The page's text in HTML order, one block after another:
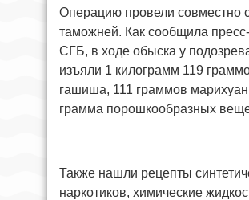
Операцию провели совместно
таможней. Как сообщила
СГБ, в ходе обыска у
изъяли 1 килограмм 119
гашиша, 111 граммов
грамма порошкообразных
Также нашли рецепты
наркотиков, химические